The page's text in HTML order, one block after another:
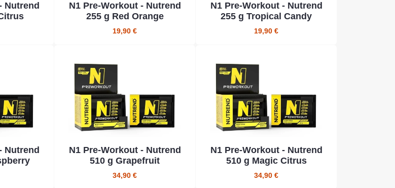
Nutrend
N1 Pre-Workout - Nutrend
255 g Red Orange
19,90 €
N1 Pre-Workout - Nutrend
255 g Tropical Candy
19,90 €
Nutrend
N1 Pre-Workout - Nutrend
510 g Grapefruit
34,90 €
N1 Pre-Workout - Nutrend
510 g Magic Citrus
34,90 €